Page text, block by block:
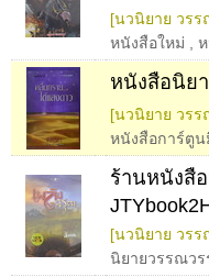
[นวนิยาย วร
หนังสือใหม่
หนังสือนิย
[นวนิยาย วร
หนังสือการ์ตูน
ร้านหนังสื
[นวนิยาย วร
นิยายวรรณวร